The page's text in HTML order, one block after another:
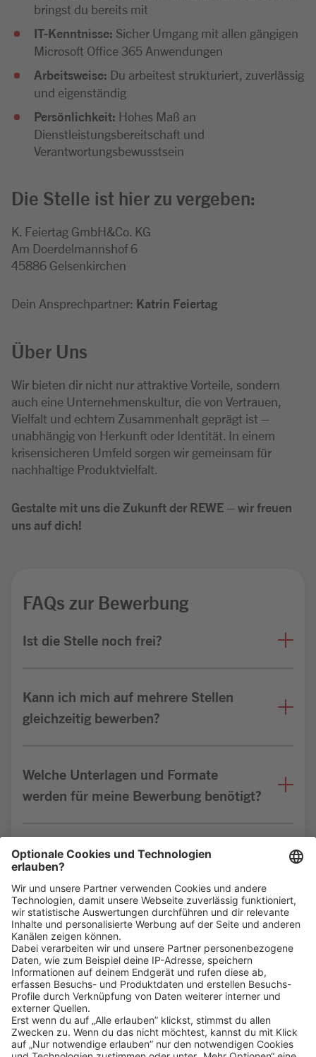
bringst du bereits mit
IT-Kenntnisse: Sicher Umgang mit allen gängigen
Microsoft Office 365 Anwendungen
Arbeitsweise: Du arbeitest strukturiert, zuverlässig
und eigenständig
Persönlichkeit: Hohes Maß an
Dienstleistungsbereitschaft und
Verantwortungsbewusstsein
Die Stelle ist hier zu vergeben:
K. Feiertag GmbH&Co. KG
Am Doerdelmannshof 6
45886 Gelsenkirchen
Dein Ansprechpartner: Katrin Feiertag
Über Uns
Wir bieten dir nicht nur attraktive Vorteile, sondern
auch eine Unternehmenskultur, die von Vertrauen,
Vielfalt und echtem Zusammenhalt geprägt ist –
unabhängig von Herkunft oder Identität. In einem
krisensicheren Umfeld sorgen wir gemeinsam für
nachhaltige Produktvielfalt.
Gestalte mit uns die Zukunft der REWE – wir freuen
uns auf dich!
FAQs zur Bewerbung
Ist die Stelle noch frei?
Kann ich mich auf mehrere Stellen
gleichzeitig bewerben?
Welche Unterlagen und Formate
werden für meine Bewerbung benötigt?
Bin ich für die Stelle geeignet?
Klickehier, um alle offenen Jobs zu sehen.